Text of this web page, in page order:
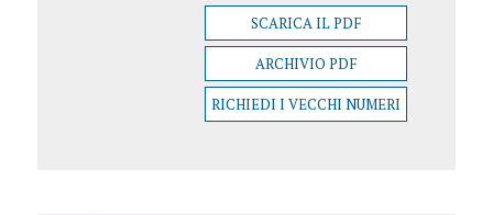
SCARICA IL PDF
ARCHIVIO PDF
RICHIEDI I VECCHI NUMERI